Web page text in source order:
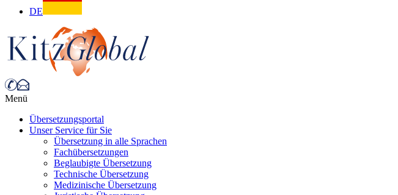
DE
Menü
Übersetzungsportal
Unser Service für Sie
Übersetzung in alle Sprachen
Fachübersetzungen
Beglaubigte Übersetzung
Technische Übersetzung
Medizinische Übersetzung